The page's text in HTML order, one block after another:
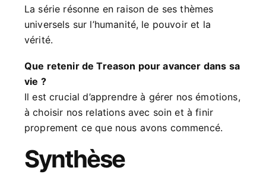
La série résonne en raison de ses thèmes
universels sur l’humanité, le pouvoir et la
vérité.
Que retenir de Treason pour avancer dans sa
vie ?
Il est crucial d’apprendre à gérer nos émotions,
à choisir nos relations avec soin et à finir
proprement ce que nous avons commencé.
Synthèse